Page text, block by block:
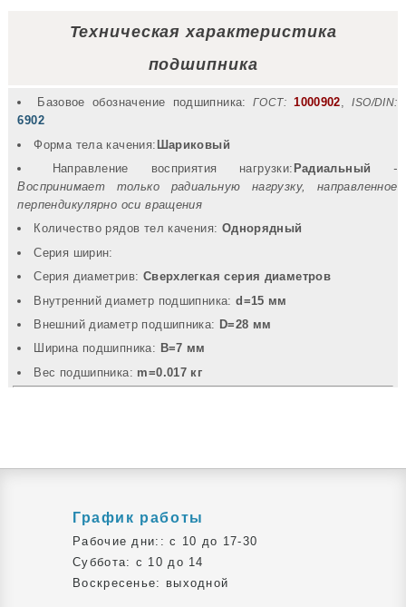
Техническая характеристика
подшипника
Базовое обозначение подшипника: ГОСТ: 1000902,ISO/DIN:
6902
Форма тела качения: Шариковый
Направление восприятия нагрузки: Радиальный
-
Воспринимает только радиальную нагрузку, направленное
перпендикулярно оси вращения
Количество рядов тел качения: Однорядный
Серия ширин:
Серия диаметрив: Сверхлегкая серия диаметров
Внутренний диаметр подшипника:d=15 мм
Внешний диаметр подшипника: D=28 мм
Ширина подшипника: B=7 мм
Вec подшипника: m=0.017 кг
График работы
Рабочие дни:: c 10 до 17-30
Суббота: c 10 до 14
Воскресенье: выходной